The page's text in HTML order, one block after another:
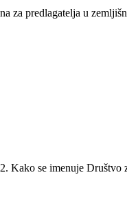
za predlagatelja u
Kako se imenuje